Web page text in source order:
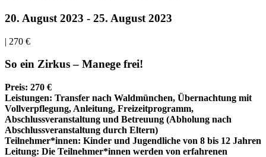
20. August 2023 - 25. August 2023
| 270 €
So ein Zirkus – Manege frei!
Preis: 270 €
Leistungen: Transfer nach Waldmünchen, Übernachtung mit
Vollverpflegung, Anleitung, Freizeitprogramm,
Abschlussveranstaltung und Betreuung (Abholung nach
Abschlussveranstaltung durch Eltern)
Teilnehmer*innen: Kinder und Jugendliche von 8 bis 12 Jahren
Leitung: Die Teilnehmer*innen werden von erfahrenen